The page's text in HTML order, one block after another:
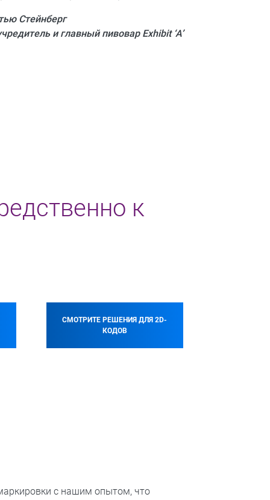
Стейнберг
и главный пивовар Exhibit ‘A’
к
СМОТРИТЕ РЕШЕНИЯ ДЛЯ 2D-
КОДОВ
с нашим опытом, что